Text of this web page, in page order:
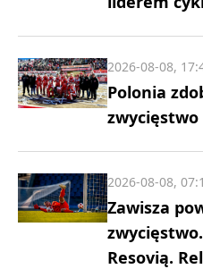
Polonia
zwycięstwo
2026-08-08,
Zawisza
Resovią.
2026-08-08,